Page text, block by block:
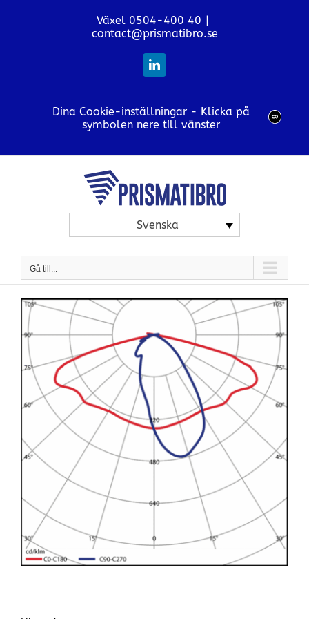
Växel 0504-400 40 |
contact@prismatibro.se
LinkedIn
Dina Cookie-inställningar - Klicka på
symbolen nere till vänster
Svenska
Gå till...
View
Larger
Image